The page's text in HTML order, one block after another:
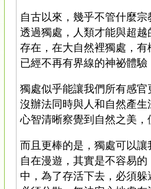
自古以來，幾乎不管什麼
透過獨處，人類才能與超
存在，在大自然裡獨處，
已經不再有界線的神祕體
獨處似乎能讓我們所有感
沒辦法同時與人和自然產
心智清晰察覺到自然之美
而且更棒的是，獨處可以
自在漫遊，其實是不容易
中，為了存活下去，必須